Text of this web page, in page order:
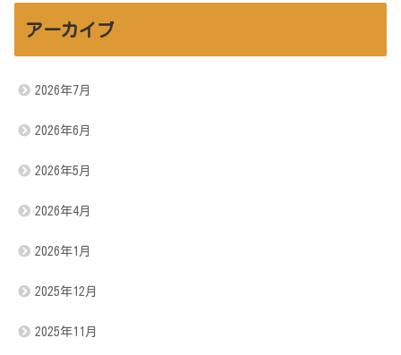
アーカイブ
2026年7月
2026年6月
2026年5月
2026年4月
2026年1月
2025年12月
2025年11月